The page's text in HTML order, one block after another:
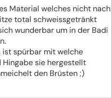
Material welches nicht nach
total schweissgetränkt
wunderbar um in der Badi
ist spürbar mit welche
Hingabe sie hergestellt
den Brüsten ;)